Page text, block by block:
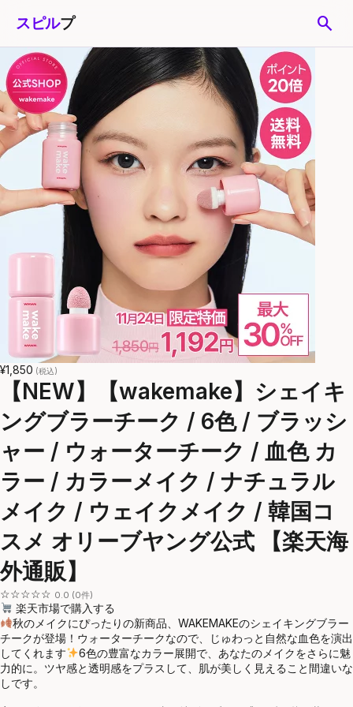
スピルプ search
¥1,850 (税込)
【NEW】【wakemake】シェイキ
ングブラーチーク / 6色 / ブラッシ
ャー / ウォーターチーク / 血色 カ
ラー / カラーメイク / ナチュラル
メイク / ウェイクメイク / 韓国コ
スメ オリーブヤング公式 【楽天海
外通販】
☆☆☆☆☆ 0.0 (0件)
楽天市場で購入する
秋のメイクにぴったりの新商品、WAKEMAKEのシェイキングブラー
チークが登場！ウォーターチークなので、じゅわっと自然な血色を演出
してくれます
6色の豊富なカラー展開で、あなたのメイクをさらに魅
力的に。ツヤ感と透明感をプラスして、肌が美しく見えること間違いな
しです。